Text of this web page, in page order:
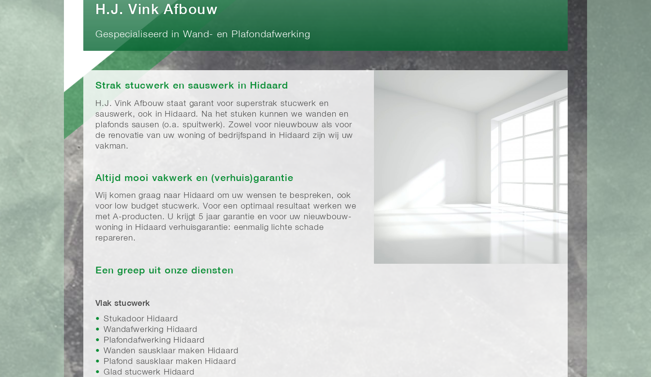
H.J. Vink Afbouw
Gespecialiseerd in Wand- en Plafondafwerking
Strak stucwerk en sauswerk in Hidaard
H.J. Vink Afbouw staat garant voor superstrak stucwerk en
sauswerk, ook in Hidaard. Na het stuken kunnen we wanden en
plafonds sausen (o.a. spuitwerk). Zowel voor nieuwbouw als voor
de renovatie van uw woning of bedrijfspand in Hidaard zijn wij uw
vakman.
Altijd mooi vakwerk en (verhuis)garantie
Wij komen graag naar Hidaard om uw wensen te bespreken, ook
voor low budget stucwerk. Voor een optimaal resultaat werken we
met A-producten. U krijgt 5 jaar garantie en voor uw nieuwbouw-
woning in Hidaard verhuisgarantie: eenmalig lichte schade
repareren.
Een greep uit onze diensten
Vlak stucwerk
Stukadoor Hidaard
Wandafwerking Hidaard
Plafondafwerking Hidaard
Wanden sausklaar maken Hidaard
Plafond sausklaar maken Hidaard
Glad stucwerk Hidaard